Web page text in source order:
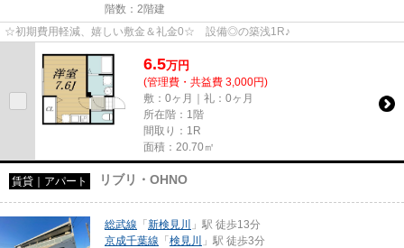
階数：2階建
☆初期費用軽減、嬉しい敷金＆礼金0☆ 設備◎の築浅1R♪
6.5万円
(管理費・共益費 3,000円)
敷：0ヶ月｜礼：0ヶ月
所在階：1階
間取り：1R
面積：20.70㎡
賃貸｜アパート リブリ・OHNO
総武線 「新検見川
」駅 徒歩13分
京成千葉線 「検見川
」駅 徒歩3分